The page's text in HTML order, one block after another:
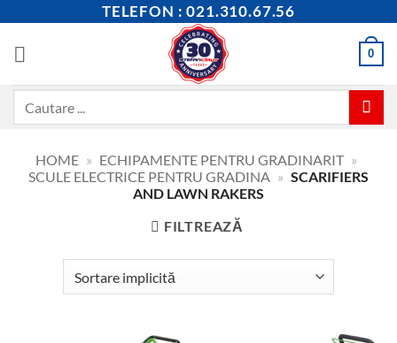
content
TELEFON : 021.310.67.56
0
HOME » ECHIPAMENTE PENTRU GRADINARIT »
SCULE ELECTRICE PENTRU GRADINA » SCARIFIERS
AND LAWN RAKERS
FILTREAZĂ